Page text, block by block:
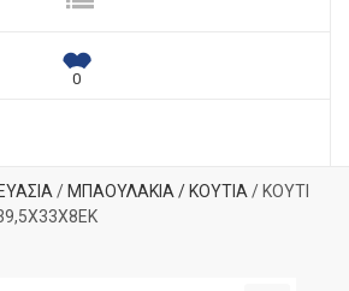
/ ΜΠΑΟΥΛΑΚΙΑ / ΚΟΥΤΙΑ/ ΚΟΥΤΙ